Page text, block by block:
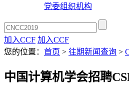
党委组织机构
加入CCF 加入CCF
您的位置： 首页 > 往期新闻查询 >
中国计算机学会招聘